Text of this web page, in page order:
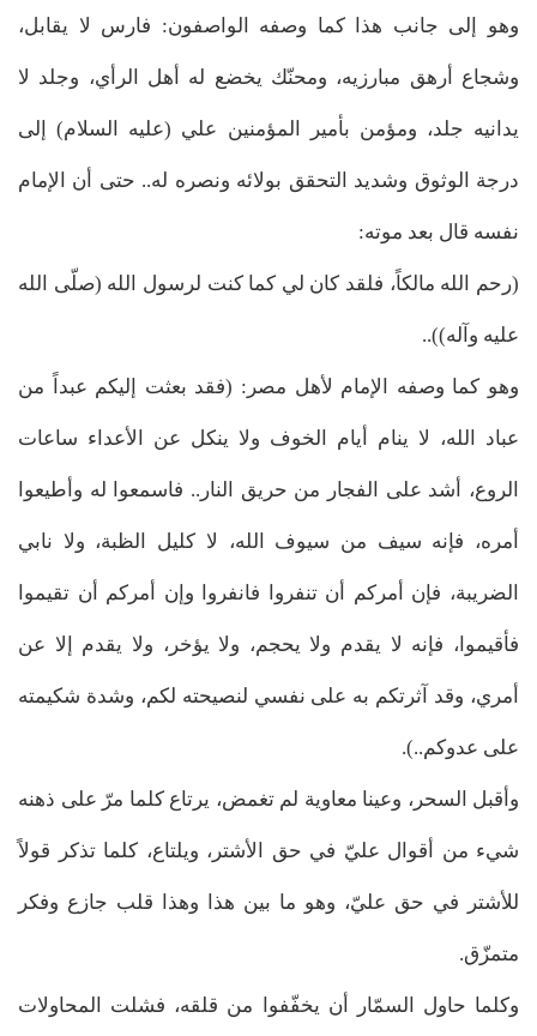
وهو إلى جانب هذا كما وصفه الواصفون: فارس لا يقابل،
وشجاع أرهق مبارزيه، ومحنّك يخضع له أهل الرأي، وجلد لا
يدانيه جلد، ومؤمن بأمير المؤمنين علي (عليه السلام) إلى
درجة الوثوق وشديد التحقق بولائه ونصره له.. حتى أن الإمام
نفسه قال بعد موته:
(رحم الله مالكاً، فلقد كان لي كما كنت لرسول الله (صلّى الله
عليه وآله))..
وهو كما وصفه الإمام لأهل مصر: (فقد بعثت إليكم عبداً من
عباد الله، لا ينام أيام الخوف ولا ينكل عن الأعداء ساعات
الروع، أشد على الفجار من حريق النار.. فاسمعوا له وأطيعوا
أمره، فإنه سيف من سيوف الله، لا كليل الظبة، ولا نابي
الضريبة، فإن أمركم أن تنفروا فانفروا وإن أمركم أن تقيموا
فأقيموا، فإنه لا يقدم ولا يحجم، ولا يؤخر، ولا يقدم إلا عن
أمري، وقد آثرتكم به على نفسي لنصيحته لكم، وشدة شكيمته
على عدوكم..).
وأقبل السحر، وعينا معاوية لم تغمض، يرتاع كلما مرّ على ذهنه
شيء من أقوال عليّ في حق الأشتر، ويلتاع، كلما تذكر قولاً
للأشتر في حق عليّ، وهو ما بين هذا وهذا قلب جازع وفكر
متمزّق.
وكلما حاول السمّار أن يخفّفوا من قلقه، فشلت المحاولات